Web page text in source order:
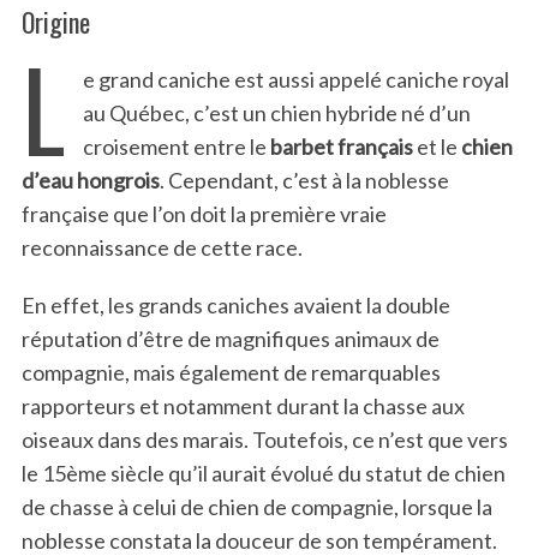
Origine
L
e grand caniche est aussi appelé caniche royal
au Québec, c’est un chien hybride né d’un
croisement entre le barbet françaiset le chien
d’eau hongrois. Cependant, c’est à la noblesse
française que l’on doit la première vraie
reconnaissance de cette race.
En effet, les grands caniches avaient la double
réputation d’être de magnifiques animaux de
compagnie, mais également de remarquables
rapporteurs et notamment durant la chasse aux
oiseaux dans des marais. Toutefois, ce n’est que vers
le 15ème siècle qu’il aurait évolué du statut de chien
de chasse à celui de chien de compagnie, lorsque la
noblesse constata la douceur de son tempérament.